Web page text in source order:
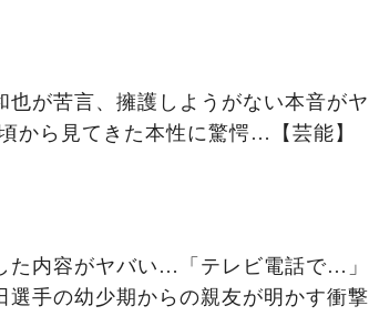
が苦言、擁護しようがない本音がヤ
から見てきた本性に驚愕…【芸能】
た内容がヤバい…「テレビ電話で…」
手の幼少期からの親友が明かす衝撃